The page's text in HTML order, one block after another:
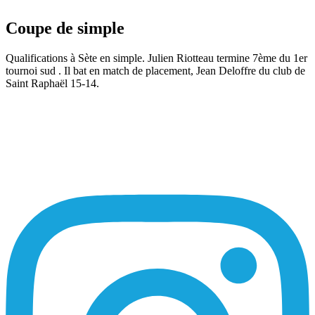
Coupe de simple
Qualifications à Sète en simple. Julien Riotteau termine 7ème du 1er
tournoi sud . Il bat en match de placement, Jean Deloffre du club de
Saint Raphaël 15-14.